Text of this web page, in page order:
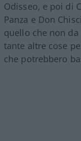
Odisseo, e poi di
Panza e Don
quello che non
tante altre cose
che potrebbero